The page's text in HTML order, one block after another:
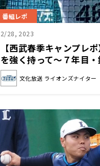
番組レポ
2/28, 2023
【西武春季キャンプレ
を強く持って～７年目
そ～
文化放送 ライオンズナイター